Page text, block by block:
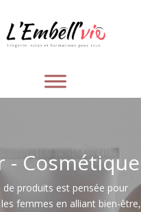
- Cosmétique
produits est pensée pour
femmes en alliant bien-être,